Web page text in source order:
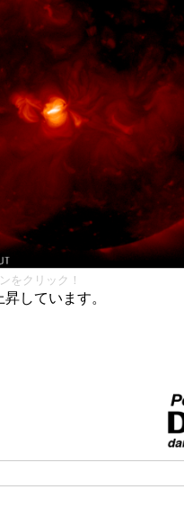
をクリック！
しています。